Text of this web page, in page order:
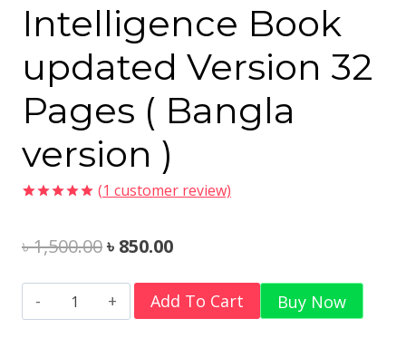
Intelligence Book
updated Version 32
Pages ( Bangla
version )
based on
customer
(1 customer review)
৳1,500.00Original
price
was:
৳ 850.00Current
price
is:
Intelligence
Book
Add To Cart Buy Now